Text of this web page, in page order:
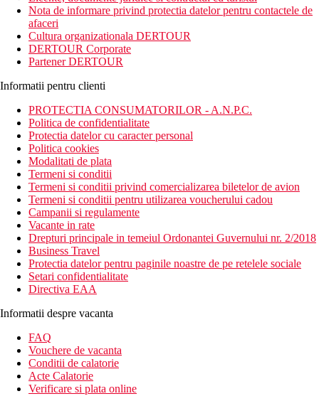
aproximativ 50 m de plaja cu nisip „Amari Raaya Beach”.
Acesta este dotat cu Wifi, camere moderne, centru Spa, receptie
deschisa non stop, sporturi nautice.
Distanta
13 km distanta de Aeroportul Ifuru
15 km distanta Nala bar
Descrierea camerei
Toate camerele dispun de:
baie
dus sau cada
uscator de par
TV prin satelit
seif
minibar
set de cafea/ceai
terasa / balcon
aer conditionat
conexiunea WiFi este disponibila in fiecare camera
Descrierea hotelului
Hotelul dispune de:
teren de joaca pentru copii
aer conditionat
Wifi
babysitting (contra cost)
Nota de informare privind protectia datelor pentru contactele de
afaceri
Cultura organizationala DERTOUR
DERTOUR Corporate
Partener DERTOUR
Informatii pentru clienti
PROTECTIA CONSUMATORILOR - A.N.P.C.
Politica de confidentialitate
Protectia datelor cu caracter personal
Politica cookies
Modalitati de plata
Termeni si conditii
Termeni si conditii privind comercializarea biletelor de avion
Termeni si conditii pentru utilizarea voucherului cadou
Campanii si regulamente
Vacante in rate
Drepturi principale in temeiul Ordonantei Guvernului nr. 2/2018
Business Travel
Protectia datelor pentru paginile noastre de pe retelele sociale
Setari confidentialitate
Directiva EAA
Informatii despre vacanta
FAQ
Vouchere de vacanta
Conditii de calatorie
Acte Calatorie
Verificare si plata online